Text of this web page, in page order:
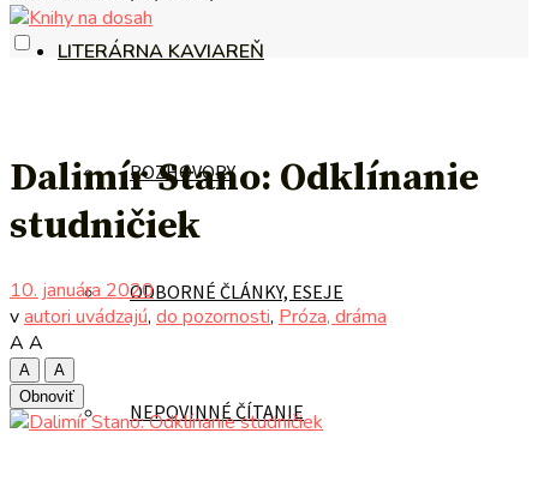
LITERÁRNA KAVIAREŇ
ROZHOVORY
ODBORNÉ ČLÁNKY, ESEJE
NEPOVINNÉ ČÍTANIE
Dalimír Stano: Odklínanie
studničiek
10. januára 2020
vautori uvádzajú, do pozornosti, Próza, dráma
A A
A
A
Obnoviť